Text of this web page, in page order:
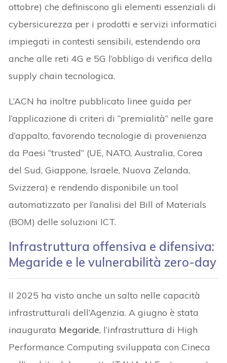
ottobre) che definiscono gli elementi essenziali di
cybersicurezza per i prodotti e servizi informatici
impiegati in contesti sensibili, estendendo ora
anche alle reti 4G e 5G l’obbligo di verifica della
supply chain tecnologica.
L’ACN ha inoltre pubblicato linee guida per
l’applicazione di criteri di “premialità” nelle gare
d’appalto, favorendo tecnologie di provenienza
da Paesi “trusted” (UE, NATO, Australia, Corea
del Sud, Giappone, Israele, Nuova Zelanda,
Svizzera) e rendendo disponibile un tool
automatizzato per l’analisi del Bill of Materials
(BOM) delle soluzioni ICT.
Infrastruttura offensiva e difensiva:
Megaride e le vulnerabilità zero-day
Il 2025 ha visto anche un salto nelle capacità
infrastrutturali dell’Agenzia. A giugno è stata
inaugurata Megaride, l’infrastruttura di High
Performance Computing sviluppata con Cineca